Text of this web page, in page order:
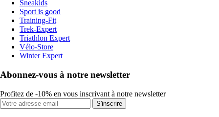
Sneakids
Sport is good
Training-Fit
Trek-Expert
Triathlon Expert
Vélo-Store
Winter Expert
Abonnez-vous à notre newsletter
Profitez de -10% en vous inscrivant à notre newsletter
S'inscrire